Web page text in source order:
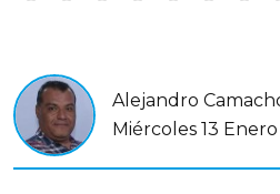
Alejandro
Miércoles 13 Enero